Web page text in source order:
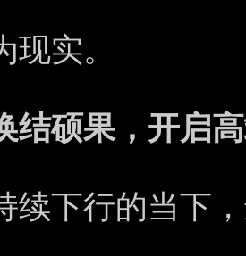
现实。
结硕果，开启
续下行的当下